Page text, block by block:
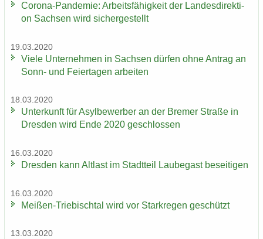
Corona-​Pandemie: Ar­beits­fä­hig­keit der Lan­des­di­rek­ti­
on Sach­sen wird si­cher­ge­stellt
19.03.2020
Viele Un­ter­neh­men in Sach­sen dür­fen ohne An­trag an
Sonn- und Fei­er­ta­gen ar­bei­ten
18.03.2020
Un­ter­kunft für Asyl­be­wer­ber an der Bre­mer Stra­ße in
Dres­den wird Ende 2020 ge­schlos­sen
16.03.2020
Dres­den kann Alt­last im Stadt­teil Lau­be­gast be­sei­ti­gen
16.03.2020
Meißen-​Triebischtal wird vor Stark­re­gen ge­schützt
13.03.2020